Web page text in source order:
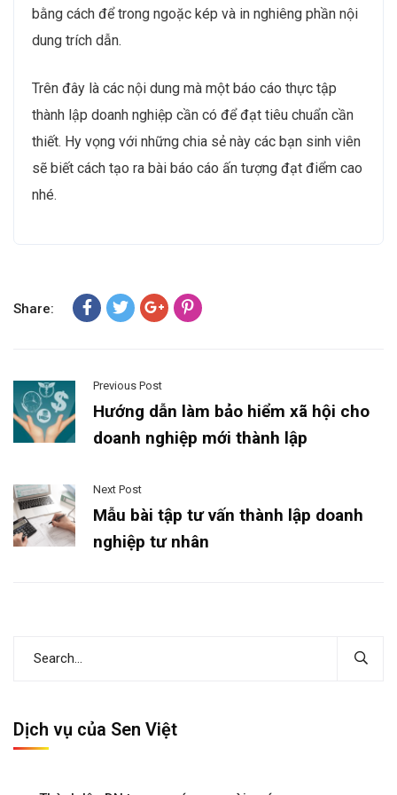
bằng cách để trong ngoặc kép và in nghiêng phần nội
dung trích dẫn.
Trên đây là các nội dung mà một báo cáo thực tập
thành lập doanh nghiệp cần có để đạt tiêu chuẩn cần
thiết. Hy vọng với những chia sẻ này các bạn sinh viên
sẽ biết cách tạo ra bài báo cáo ấn tượng đạt điểm cao
nhé.
Share:
Previous Post
Hướng dẫn làm bảo hiểm xã hội cho
doanh nghiệp mới thành lập
Next Post
Mẫu bài tập tư vấn thành lập doanh
nghiệp tư nhân
Dịch vụ của Sen Việt